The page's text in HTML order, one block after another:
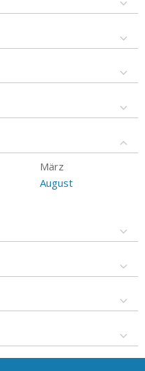
März
August